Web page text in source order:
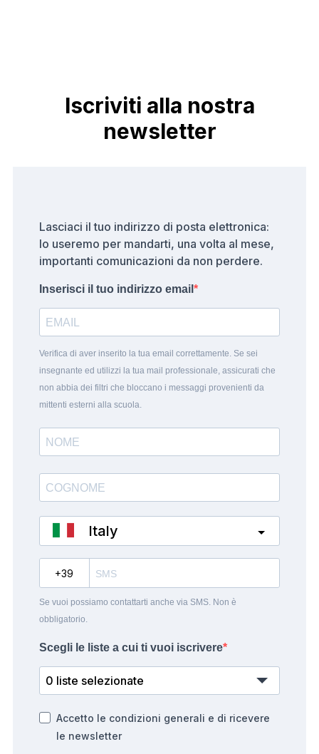
Iscriviti alla nostra
newsletter
Lasciaci il tuo indirizzo di posta elettronica:
lo useremo per mandarti, una volta al mese,
importanti comunicazioni da non perdere.
Inserisci il tuo indirizzo email
Verifica di aver inserito la tua email correttamente. Se sei
insegnante ed utilizzi la tua mail professionale, assicurati che
non abbia dei filtri che bloccano i messaggi provenienti da
mittenti esterni alla scuola.
Italy
Se vuoi possiamo contattarti anche via SMS. Non è
obbligatorio.
Scegli le liste a cui ti vuoi iscrivere
0 liste selezionate
Accetto le condizioni generali e di ricevere
le newsletter